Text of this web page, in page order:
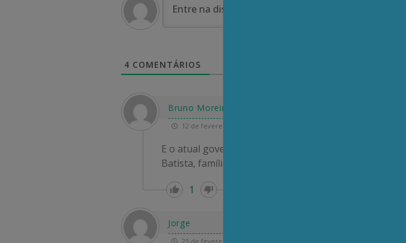
4 COMENTÁRIOS
Bruno Moreira Silva
12 de fevereiro de 2026 09:08
E o atual governo, que chegou ao poder com apoio
Batista, família Moreira Sales, Rubens Ometo, …),
1
Jorge
25 de fevereiro de 2026 12:59